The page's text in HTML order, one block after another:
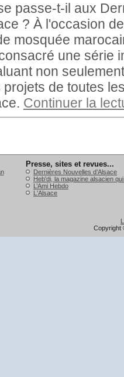
passe-t-il aux
? À l'occasion
mosquée
une série
non
de toutes
Continuer la
Presse, sites et revues...
Dernières Nouvelles d’Alsace
Heb'di, la magazine alsacien
L’Ami Hebdo
L'Alsace
Copyright